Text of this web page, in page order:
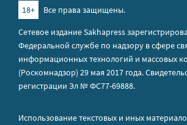
18+
Все права защищены.
Сетевое издание Sakhapress
Федеральной службе по надзору в сфере
информационных технологий и массовых
(Роскомнадзор) 29 мая 2017 года.
регистрации Эл № ФС77-69888.
Использование текстовых и иных